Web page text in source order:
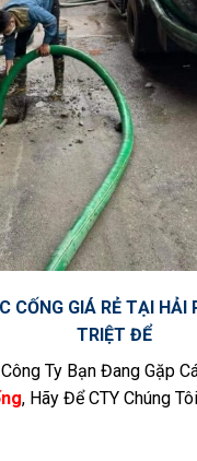
CỐNG GIÁ RẺ TẠI HẢI
TRIỆT ĐỂ
Ty Bạn Đang Gặp
, Hãy Để CTY Chúng